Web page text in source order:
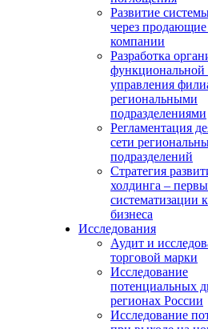
Развитие
через
компании
Разработка
функциональной
управления
региональными
подразделениями
Регламентация
сети
подразделений
Стратегия
холдинга –
систематизации
бизнеса
Исследования
Аудит и
торговой марки
Исследование
потенциальных
регионах России
Исследование